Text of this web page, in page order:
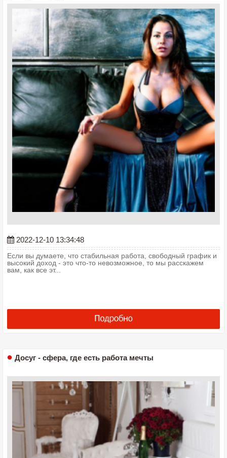
2022-12-10 13:34:48
Если вы думаете, что стабильная работа, свободный график и
высокий доход - это что-то невозможное, то мы расскажем
вам, как все эт...
Досуг - сфера, где есть работа мечты